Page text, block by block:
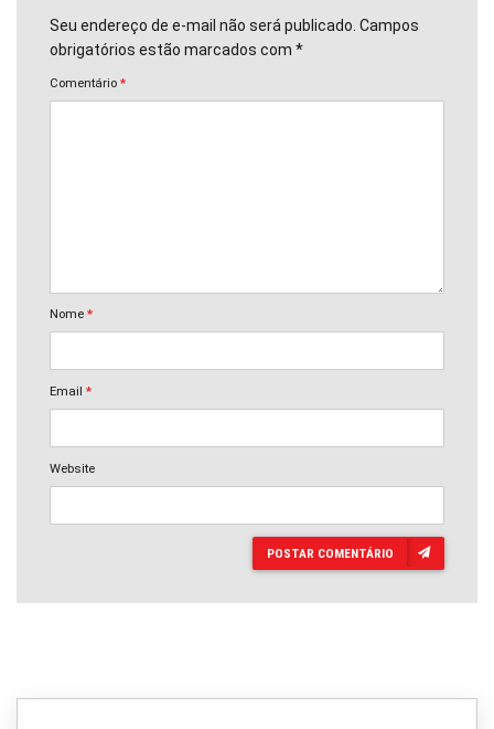
Seu endereço de e-mail não será publicado. Campos
obrigatórios estão marcados com *
Comentário *
Nome *
Email *
Website
POSTAR COMENTÁRIO